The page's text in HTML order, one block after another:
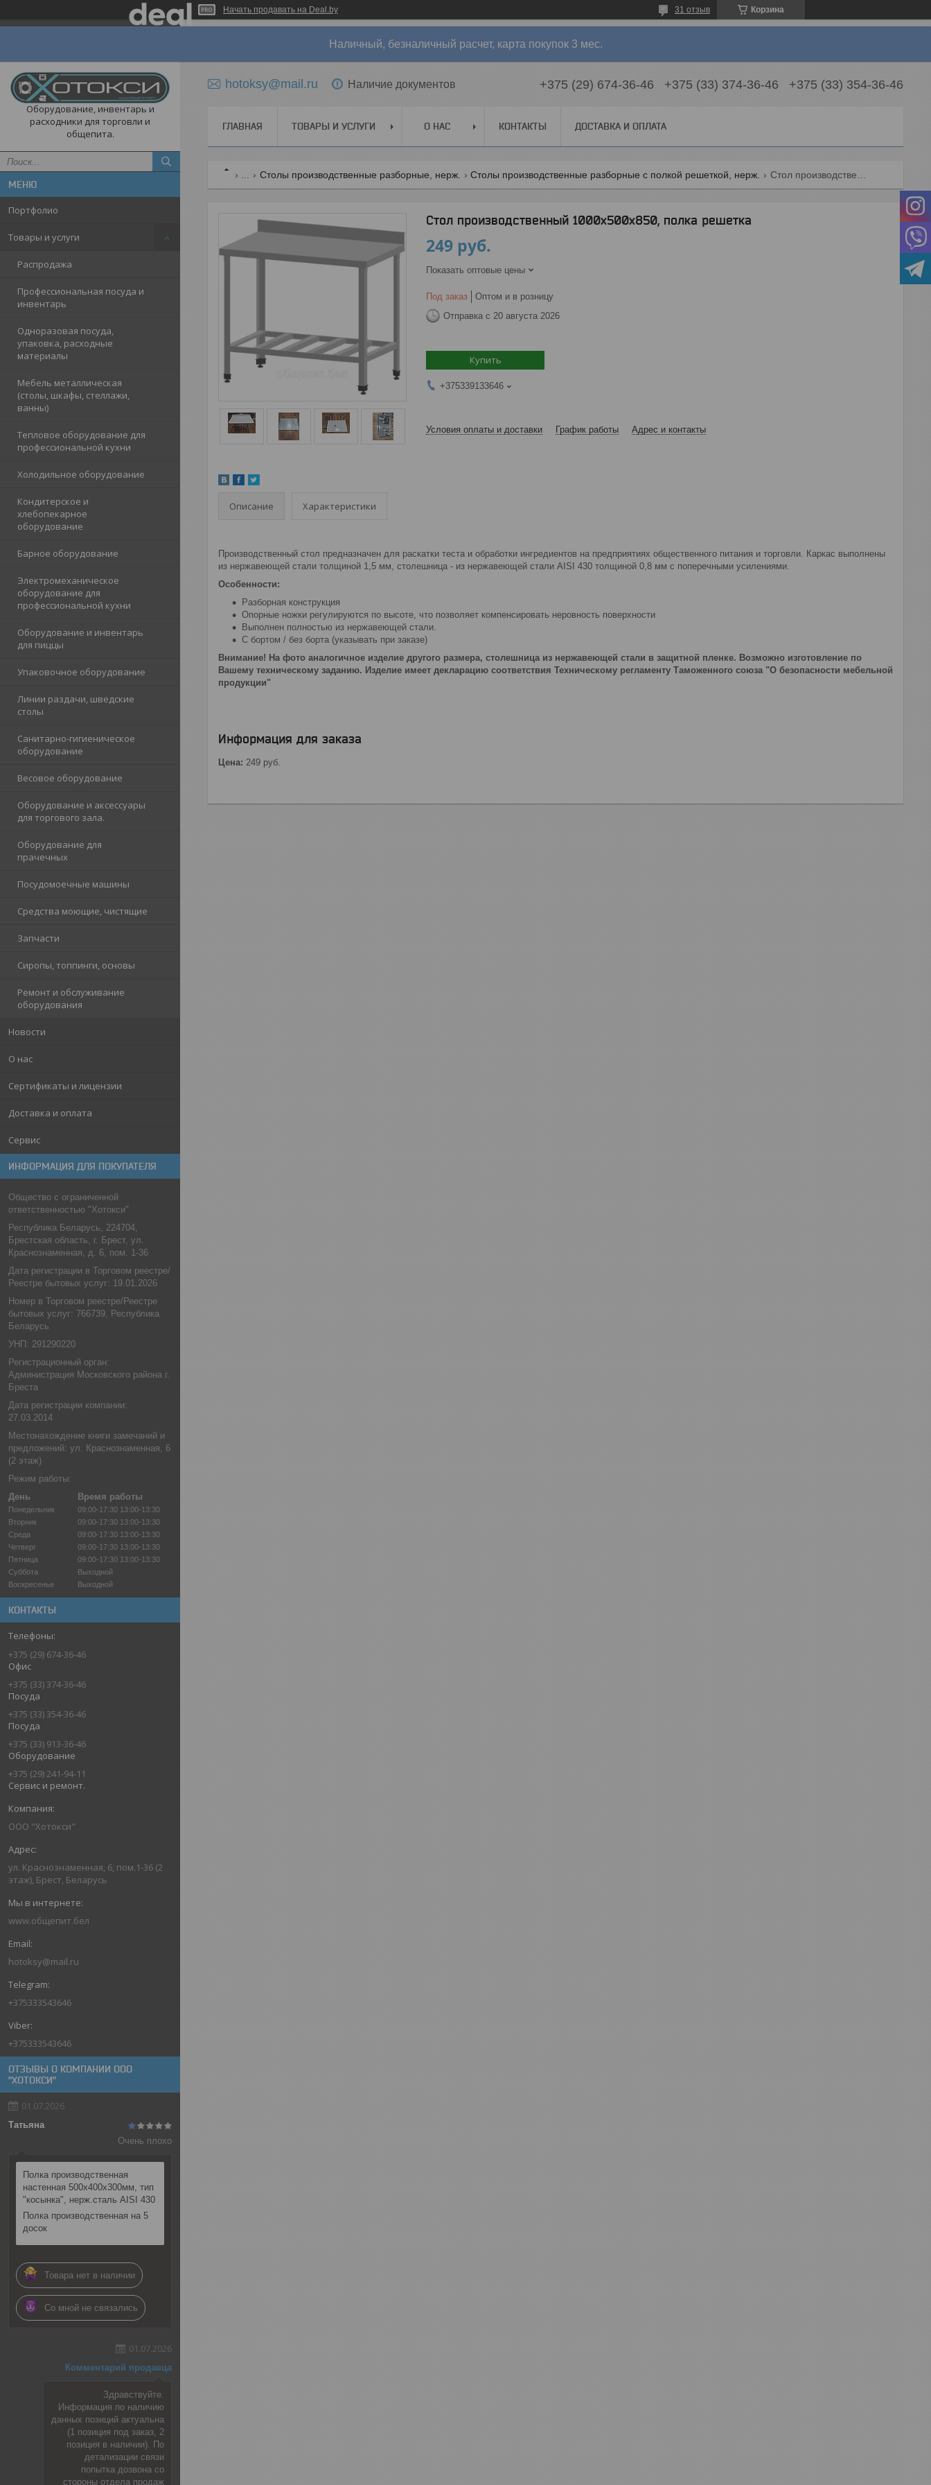
Начать продавать на Deal.by Корзина
31 отзыв
Наличный, безналичный расчет, карта покупок 3 мес.
Оборудование, инвентарь и
расходники для торговли и
общепита.
Портфолио
Товары и услуги
Распродажа
Профессиональная посуда и
инвентарь
Одноразовая посуда,
упаковка, расходные
материалы
Мебель металлическая
(столы, шкафы, стеллажи,
ванны)
Тепловое оборудование для
профессиональной кухни
Холодильное оборудование
Кондитерское и
хлебопекарное
оборудование
Барное оборудование
Электромеханическое
оборудование для
профессиональной кухни
Оборудование и инвентарь
для пиццы
Упаковочное оборудование
Линии раздачи, шведские
столы
Санитарно-гигиеническое
оборудование
Весовое оборудование
Оборудование и аксессуары
для торгового зала.
Оборудование для
прачечных
Посудомоечные машины
Средства моющие, чистящие
Запчасти
Сиропы, топпинги, основы
Ремонт и обслуживание
оборудования
Новости
О нас
Сертификаты и лицензии
Доставка и оплата
Сервис
ИНФОРМАЦИЯ ДЛЯ ПОКУПАТЕЛЯ
Общество с ограниченной
ответственностью "Хотокси"
Республика Беларусь, 224704,
Брестская область, г. Брест, ул.
Краснознаменная, д. 6, пом. 1-36
Дата регистрации в Торговом реестре/
Реестре бытовых услуг: 19.01.2026
Номер в Торговом реестре/Реестре
бытовых услуг: 766739, Республика
Беларусь
УНП: 291290220
Регистрационный орган:
Администрация Московского района г.
Бреста
Дата регистрации компании:
27.03.2014
Местонахождение книги замечаний и
предложений: ул. Краснознаменная, 6
(2 этаж)
Режим работы:
День
Время работы
Понедельник 09:00-17:30 13:00-13:30
Вторник
09:00-17:30 13:00-13:30
Среда
09:00-17:30 13:00-13:30
Четверг
09:00-17:30 13:00-13:30
Пятница
09:00-17:30 13:00-13:30
Суббота
Выходной
Воскресенье
Выходной
КОНТАКТЫ
+375 (29) 674-36-46
Офис
+375 (33) 374-36-46
Посуда
+375 (33) 354-36-46
Посуда
+375 (33) 913-36-46
Оборудование
+375 (29) 241-94-11
Сервис и ремонт.
ООО "Хотокси"
ул. Краснознаменная, 6, пом.1-36 (2
этаж), Брест, Беларусь
www.общепит.бел
hotoksy@mail.ru
+375333543646
+375333543646
ОТЗЫВЫ О КОМПАНИИ ООО
"ХОТОКСИ"
01.07.2026
Татьяна
Очень плохо
Полка производственная
настенная 500х400х300мм, тип
"косынка", нерж.сталь AISI 430
Полка производственная на 5
досок
Товара нет в наличии
Со мной не связались
01.07.2026
Комментарий продавца
Здравствуйте.
Информация по наличию
данных позиций актуальна
(1 позиция под заказ, 2
позиция в наличии). По
детализации связи
попытка дозвона со
стороны отдела продаж
hotoksy@mail.ru Наличие документов +375 (29) 674-36-46 +375 (33) 374-36-46 +375 (33) 354-36-46
ГЛАВНАЯ ТОВАРЫ И УСЛУГИ О НАС КОНТАКТЫ ДОСТАВКА И ОПЛАТА
Столы производственные разборные, нерж. Столы производственные разборные с полкой решеткой, нерж.
Стол производственный 1000х500х850, полка решетка
249 руб.
Показать оптовые цены
Под заказ
Оптом и в розницу
Отправка с 20 августа 2026
Купить
+375339133646
Условия оплаты и доставки График работы Адрес и контакты
Описание Характеристики
Производственный стол предназначен для раскатки теста и обработки ингредиентов на предприятиях общественного питания и торговли. Каркас выполнены
из нержавеющей стали толщиной 1,5 мм, столешница - из нержавеющей стали AISI 430 толщиной 0,8 мм с поперечными усилениями.
Особенности:
Разборная конструкция
Опорные ножки регулируются по высоте, что позволяет компенсировать неровность поверхности
Выполнен полностью из нержавеющей стали.
С бортом / без борта (указывать при заказе)
Внимание! На фото аналогичное изделие другого размера, столешница из нержавеющей стали в защитной пленке. Возможно изготовление по
Вашему техническому заданию. Изделие имеет декларацию соответствия Техническому регламенту Таможенного союза "О безопасности мебельной
продукции"
Информация для заказа
Цена: 249 руб.